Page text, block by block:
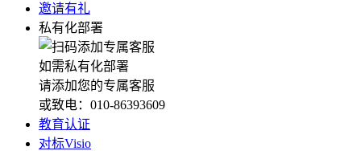
邀请有礼
私有化部署
如需私有化部署
请添加您的专属客服
或致电：010-86393609
教育认证
对标Visio